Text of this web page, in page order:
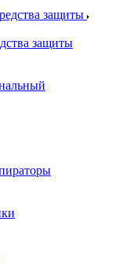
защиты
защиты